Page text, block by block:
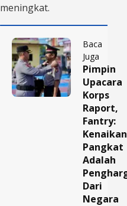
meningkat.
Baca
Juga
Pimpin
Upacara
Korps
Raport,
Fantry:
Kenaikan
Pangkat
Adalah
Dari
Negara